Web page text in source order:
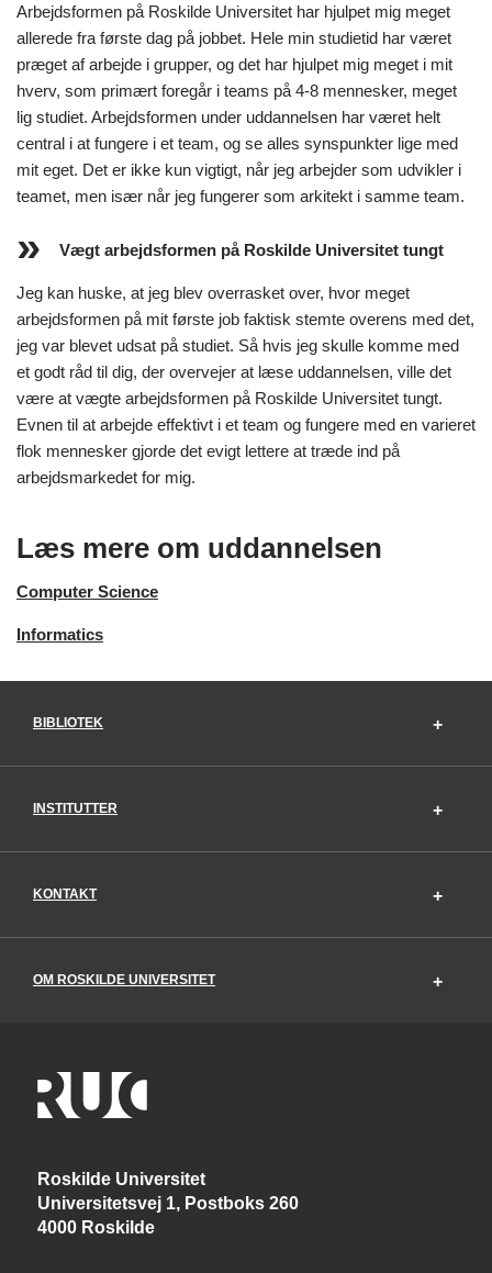
Arbejdsformen på Roskilde Universitet har hjulpet mig meget
allerede fra første dag på jobbet. Hele min studietid har været
præget af arbejde i grupper, og det har hjulpet mig meget i mit
hverv, som primært foregår i teams på 4-8 mennesker, meget
lig studiet. Arbejdsformen under uddannelsen har været helt
central i at fungere i et team, og se alles synspunkter lige med
mit eget. Det er ikke kun vigtigt, når jeg arbejder som udvikler i
teamet, men især når jeg fungerer som arkitekt i samme team.
Vægt arbejdsformen på Roskilde Universitet tungt
Jeg kan huske, at jeg blev overrasket over, hvor meget
arbejdsformen på mit første job faktisk stemte overens med det,
jeg var blevet udsat på studiet. Så hvis jeg skulle komme med
et godt råd til dig, der overvejer at læse uddannelsen, ville det
være at vægte arbejdsformen på Roskilde Universitet tungt.
Evnen til at arbejde effektivt i et team og fungere med en varieret
flok mennesker gjorde det evigt lettere at træde ind på
arbejdsmarkedet for mig.
Læs mere om uddannelsen
Computer Science
Informatics
BIBLIOTEK
INSTITUTTER
KONTAKT
OM ROSKILDE UNIVERSITET
Roskilde Universitet
Universitetsvej 1, Postboks 260
4000 Roskilde